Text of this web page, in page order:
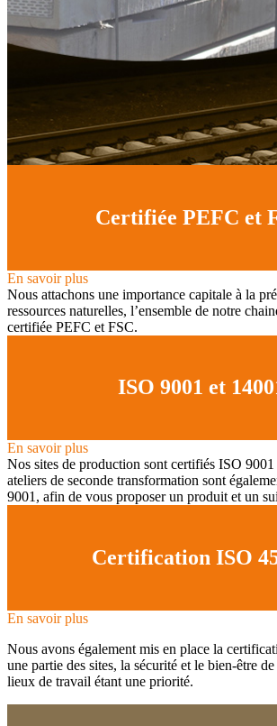
Certifiée PEFC et
En savoir plus
Nous attachons une importance capitale à la
ressources naturelles, l’ensemble de notre
certifiée PEFC et FSC.
ISO 9001 et
En savoir plus
Nos sites de production sont certifiés ISO
ateliers de seconde transformation sont
9001, afin de vous proposer un produit et un
Certification ISO
En savoir plus
Nous avons également mis en place la
une partie des sites, la sécurité et le bien-être
lieux de travail étant une priorité.